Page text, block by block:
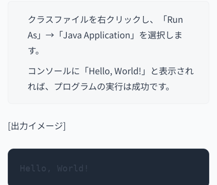
クラスファイルを右クリックし、「Run
As」→「Java Application」を選択しま
す。
コンソールに「Hello, World!」と表示され
れば、プログラムの実行は成功です。
[出力イメージ]
Hello, World!